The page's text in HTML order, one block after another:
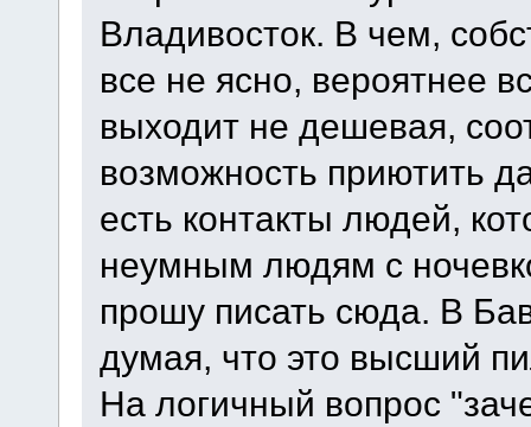
Владивосток. В чем,
все не ясно, вероятнее
выходит не дешевая,
возможность приютить
есть контакты людей,
неумным людям с
прошу писать сюда. В
думая, что это высший
На логичный вопрос